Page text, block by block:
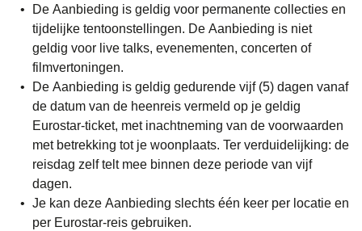
De Aanbieding is geldig voor permanente collecties en
tijdelijke tentoonstellingen. De Aanbieding is niet
geldig voor live talks, evenementen, concerten of
filmvertoningen.
De Aanbieding is geldig gedurende vijf (5) dagen vanaf
de datum van de heenreis vermeld op je geldig
Eurostar-ticket, met inachtneming van de voorwaarden
met betrekking tot je woonplaats. Ter verduidelijking: de
reisdag zelf telt mee binnen deze periode van vijf
dagen.
Je kan deze Aanbieding slechts één keer per locatie en
per Eurostar-reis gebruiken.